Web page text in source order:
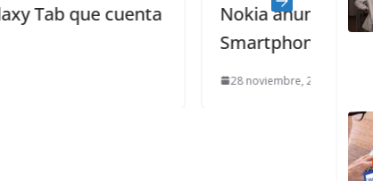
Nokia anuncia lanzamiento de nuevo
Smartphone de gama media